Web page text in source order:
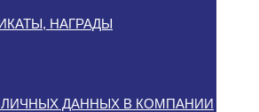
НАГРАДЫ
ДАННЫХ В КОМПАНИИ